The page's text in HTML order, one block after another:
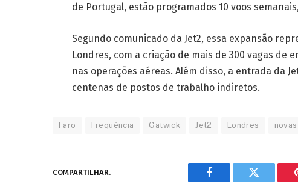
de Portugal, estão programados 10 voos
Segundo comunicado da Jet2, essa expansão
Londres, com a criação de mais de 300 vagas de
nas operações aéreas. Além disso, a entrada da
centenas de postos de trabalho indiretos.
Faro Frequência Gatwick Jet2 Londres novas
COMPARTILHAR.
Facebook Twitter